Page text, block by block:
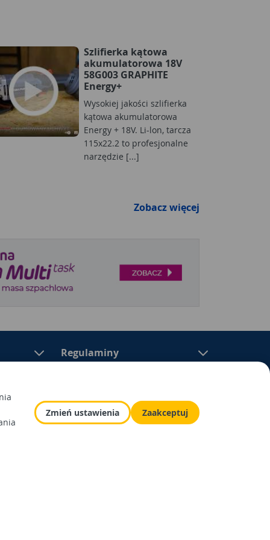
Zmień ustawienia Zaakceptuj
Szlifierka kątowa
akumulatorowa 18V
58G003 GRAPHITE
Energy+
Wysokiej jakości szlifierka
kątowa akumulatorowa
Energy + 18V. Li-lon, tarcza
115x22.2 to profesjonalne
narzędzie [...]
Zobacz więcej
Regulaminy
samoobsługowych sektora „dom i ogród”. W
się materiały budowlane, artykuły
i otoczeniem domu.